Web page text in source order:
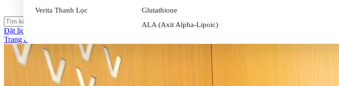
Verita Thanh Lọc
Glutathione
ALA (Axit Alpha-Lipoic)
Đặt lịch ngay
Trang chủ